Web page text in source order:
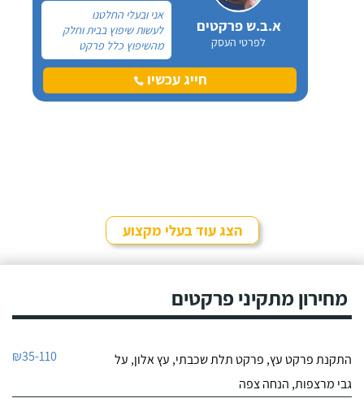
א.ב.ש פרקטים
לפרטי העסק
אני ובעלי החלטנו
לעשות שיפוץ בבית וחלק
מהשיפוץ כלל פרקט
למינציה שיותקן מעל
הריצוף (הישן) הקיים. קנינו
את הפרקט מחנות חיצונית
חייג עכשיו
הצג עוד בעלי מקצוע
מחירון מתקיני פרקטים
התקנת פרקט עץ, פרקט תלת שכבתי, עץ אלון, על
גבי מרצפות, הנחה צפה
₪35-110